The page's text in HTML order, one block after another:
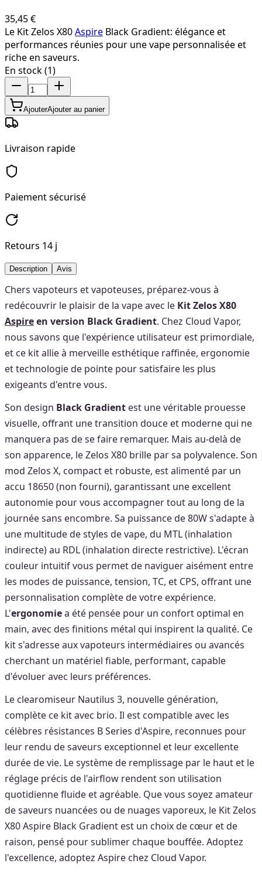
35,45 €
Le Kit Zelos X80Aspire Black Gradient: élégance et
performances réunies pour une vape personnalisée et
riche en saveurs.
En stock (1)
AjouterAjouter au panier
Livraison rapide
Paiement sécurisé
Retours 14 j
Description Avis
Chers vapoteurs et vapoteuses, préparez-vous à
redécouvrir le plaisir de la vape avec le Kit Zelos X80
Aspireen version Black Gradient. Chez Cloud Vapor,
nous savons que l'expérience utilisateur est primordiale,
et ce kit allie à merveille esthétique raffinée, ergonomie
et technologie de pointe pour satisfaire les plus
exigeants d'entre vous.
Son design Black Gradient est une véritable prouesse
visuelle, offrant une transition douce et moderne qui ne
manquera pas de se faire remarquer. Mais au-delà de
son apparence, le Zelos X80 brille par sa polyvalence. Son
mod Zelos X, compact et robuste, est alimenté par un
accu 18650 (non fourni), garantissant une excellent
autonomie pour vous accompagner tout au long de la
journée sans encombre. Sa puissance de 80W s'adapte à
une multitude de styles de vape, du MTL (inhalation
indirecte) au RDL (inhalation directe restrictive). L'écran
couleur intuitif vous permet de naviguer aisément entre
les modes de puissance, tension, TC, et CPS, offrant une
personnalisation complète de votre expérience.
L'ergonomiea été pensée pour un confort optimal en
main, avec des finitions métal qui inspirent la qualité. Ce
kit s'adresse aux vapoteurs intermédiaires ou avancés
cherchant un matériel fiable, performant, capable
d'évoluer avec leurs préférences.
Le clearomiseur Nautilus 3, nouvelle génération,
complète ce kit avec brio. Il est compatible avec les
célèbres résistances B Series d'Aspire, reconnues pour
leur rendu de saveurs exceptionnel et leur excellente
durée de vie. Le système de remplissage par le haut et le
réglage précis de l'airflow rendent son utilisation
quotidienne fluide et agréable. Que vous soyez amateur
de saveurs nuancées ou de nuages vaporeux, le Kit Zelos
X80 Aspire Black Gradient est un choix de cœur et de
raison, pensé pour sublimer chaque bouffée. Adoptez
l'excellence, adoptez Aspire chez Cloud Vapor.